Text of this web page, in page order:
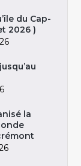
du Cap-
2026 )
la